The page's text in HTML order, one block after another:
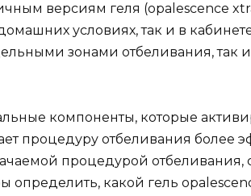
версиям геля (opalescence
условиях, так и в кабинете
зонами отбеливания, так
компоненты, которые
процедуру отбеливания более
процедурой отбеливания,
определить, какой гель